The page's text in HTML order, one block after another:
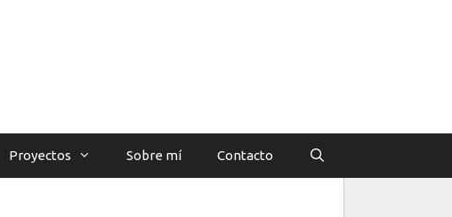
Proyectos Sobre mí Contacto